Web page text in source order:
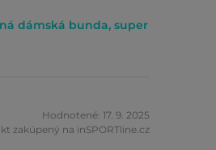
dámská bunda, super
Hodnotené: 17. 9. 2025
zakúpený na inSPORTline.cz